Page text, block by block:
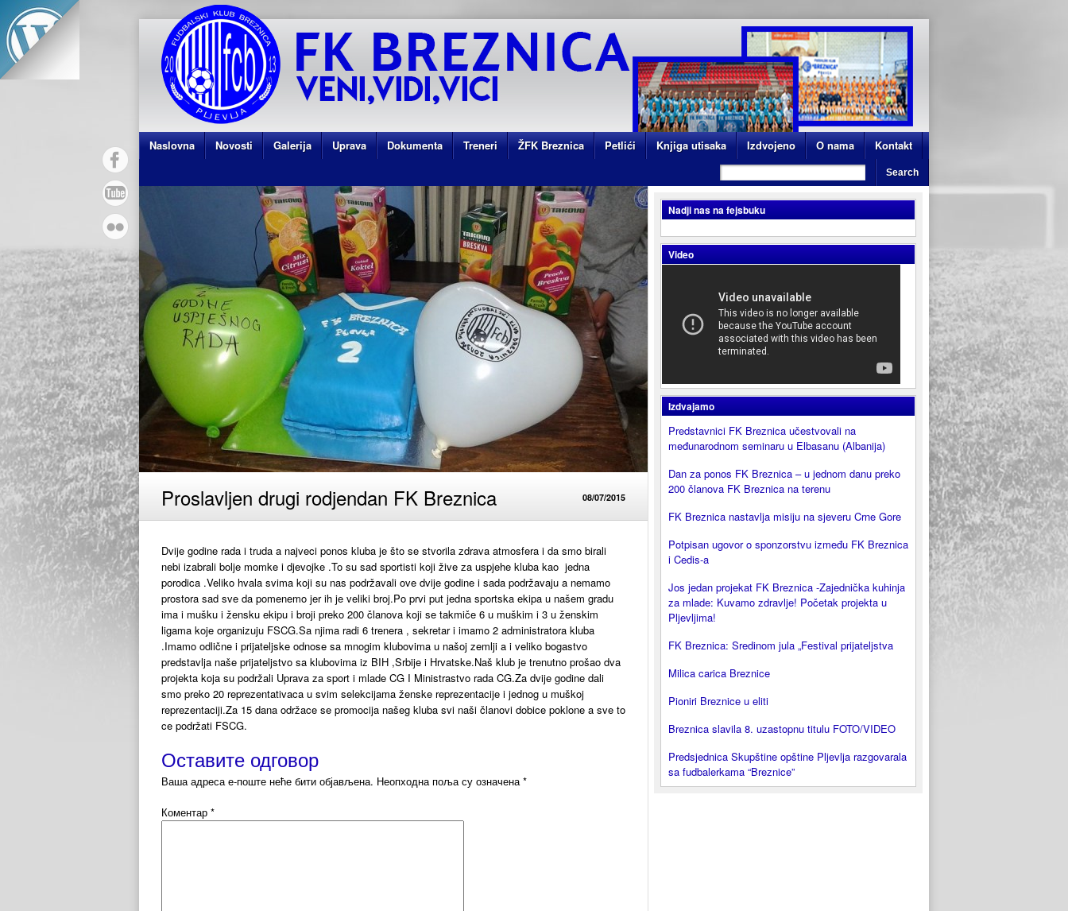
Naslovna Novosti Galerija Uprava Dokumenta Treneri ŽFK Breznica Petlići Knjiga utisaka Izdvojeno O nama Kontakt
Proslavljen drugi rodjendan FK Breznica 08/07/2015
Dvije godine rada i truda a najveci ponos kluba je što se stvorila zdrava atmosfera i da smo birali
nebi izabrali bolje momke i djevojke .To su sad sportisti koji žive za uspjehe kluba kao jedna
porodica .Veliko hvala svima koji su nas podržavali ove dvije godine i sada podržavaju a nemamo
prostora sad sve da pomenemo jer ih je veliki broj.Po prvi put jedna sportska ekipa u našem gradu
ima i mušku i žensku ekipu i broji preko 200 članova koji se takmiče 6 u muškim i 3 u ženskim
ligama koje organizuju FSCG.Sa njima radi 6 trenera , sekretar i imamo 2 administratora kluba
.Imamo odlične i prijateljske odnose sa mnogim klubovima u našoj zemlji a i veliko bogastvo
predstavlja naše prijateljstvo sa klubovima iz BIH ,Srbije i Hrvatske.Naš klub je trenutno prošao dva
projekta koja su podržali Uprava za sport i mlade CG I Ministrastvo rada CG.Za dvije godine dali
smo preko 20 reprezentativaca u svim selekcijama ženske reprezentacije i jednog u muškoj
reprezentaciji.Za 15 dana održace se promocija našeg kluba svi naši članovi dobice poklone a sve to
ce podržati FSCG.
Оставите одговор
Ваша адреса е-поште неће бити објављена. Неопходна поља су означена *
Коментар *
Nadji nas na fejsbuku
Video
Izdvajamo
Predstavnici FK Breznica učestvovali na
međunarodnom seminaru u Elbasanu (Albanija)
Dan za ponos FK Breznica – u jednom danu preko
200 članova FK Breznica na terenu
FK Breznica nastavlja misiju na sjeveru Crne Gore
Potpisan ugovor o sponzorstvu između FK Breznica
i Cedis-a
Jos jedan projekat FK Breznica -Zajednička kuhinja
za mlade: Kuvamo zdravlje! Početak projekta u
Pljevljima!
FK Breznica: Sredinom jula „Festival prijateljstva
Milica carica Breznice
Pioniri Breznice u eliti
Breznica slavila 8. uzastopnu titulu FOTO/VIDEO
Predsjednica Skupštine opštine Pljevlja razgovarala
sa fudbalerkama “Breznice”